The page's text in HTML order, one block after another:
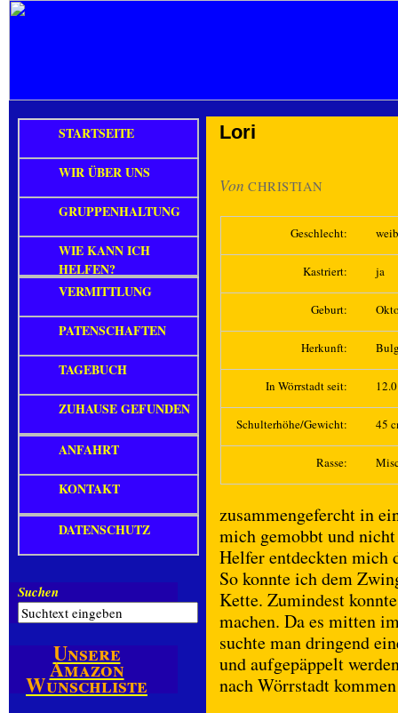
Lori
Von CHRISTIAN
Geschlecht:
Kastriert: ja
Geburt:
Herkunft:
In Wörrstadt seit:
Schulterhöhe/Gewicht: 45
Rasse:
zusammengefercht in
mich gemobbt und
Helfer entdeckten mich
So konnte ich dem
Kette. Zumindest
machen. Da es mitten
suchte man dringend
und aufgepäppelt
nach Wörrstadt
STARTSEITE
WIR ÜBER UNS
GRUPPENHALTUNG
WIE KANN ICH
HELFEN?
VERMITTLUNG
PATENSCHAFTEN
TAGEBUCH
ZUHAUSE GEFUNDEN
ANFAHRT
KONTAKT
DATENSCHUTZ
Suchen
Unsere
Amazon
Wunschliste